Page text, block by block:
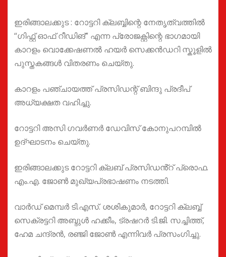
ഇരിങ്ങാലക്കുട : റോട്ടറി ക്ലബ്ബിന്റെ നേതൃത്വത്തിൽ
“ഗിഫ്റ്റ് ഓഫ് റീഡിങ്” എന്ന പ്രോജക്റ്റിന്റെ ഭാഗമായി
കാറളം വൊക്കേഷണൽ ഹയർ സെക്കൻഡറി സ്കൂളിൽ
പുസ്തകങ്ങൾ വിതരണം ചെയ്തു.
കാറളം പഞ്ചായത്ത് പ്രസിഡന്റ് ബിന്ദു പ്രദീപ്
അധ്യക്ഷത വഹിച്ചു.
റോട്ടറി അസി ഗവർണർ ഡേവിസ് കോനുപറമ്പിൽ
ഉദ്ഘാടനം ചെയ്തു.
ഇരിങ്ങാലക്കുട റോട്ടറി ക്ലബ് പ്രസിഡൻ്റ് പ്രൊഫ.
എം.എ. ജോൺ മുഖ്യപ്രഭാഷണം നടത്തി.
വാർഡ് മെമ്പർ ടി.എസ്. ശശികുമാർ, റോട്ടറി ക്ലബ്ബ്
സെക്രട്ടറി അബ്ദുൾ ഹക്കീം, ട്രഷറർ ടി.ജി. സച്ചിത്ത്,
ഹേമ ചന്ദ്രൻ, രഞ്ജി ജോൺ എന്നിവർ പ്രസംഗിച്ചു.